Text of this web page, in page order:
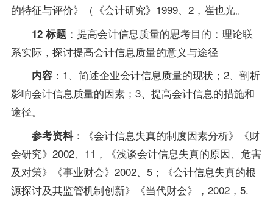
的特征与评价》（《会计研究》1999、2，崔也光。
12 标题：提高会计信息质量的思考目的：理论联
系实际，探讨提高会计信息质量的意义与途径
内容：1、简述企业会计信息质量的现状；2、剖析
影响会计信息质量的因素；3、提高会计信息的措施和
途径。
参考资料：《会计信息失真的制度因素分析》《财
会研究》2002、11，《浅谈会计信息失真的原因、危害
及对策》《事业财会》2002、5；《会计信息失真的根
源探讨及其监管机制创新》《当代财会》，2002，5.